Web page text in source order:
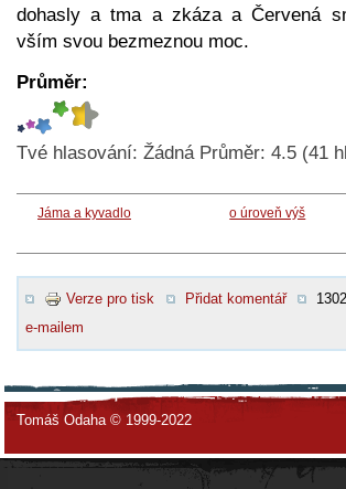
dohasly a tma a zkáza a Červená
vším svou bezmeznou moc.
Průměr:
Tvé hlasování: Žádná Průměr: 4.5 (41
Jáma a kyvadlo o úroveň výš
Verze pro tisk Přidat komentář
e-mailem
Tomáš Odaha © 1999-2022